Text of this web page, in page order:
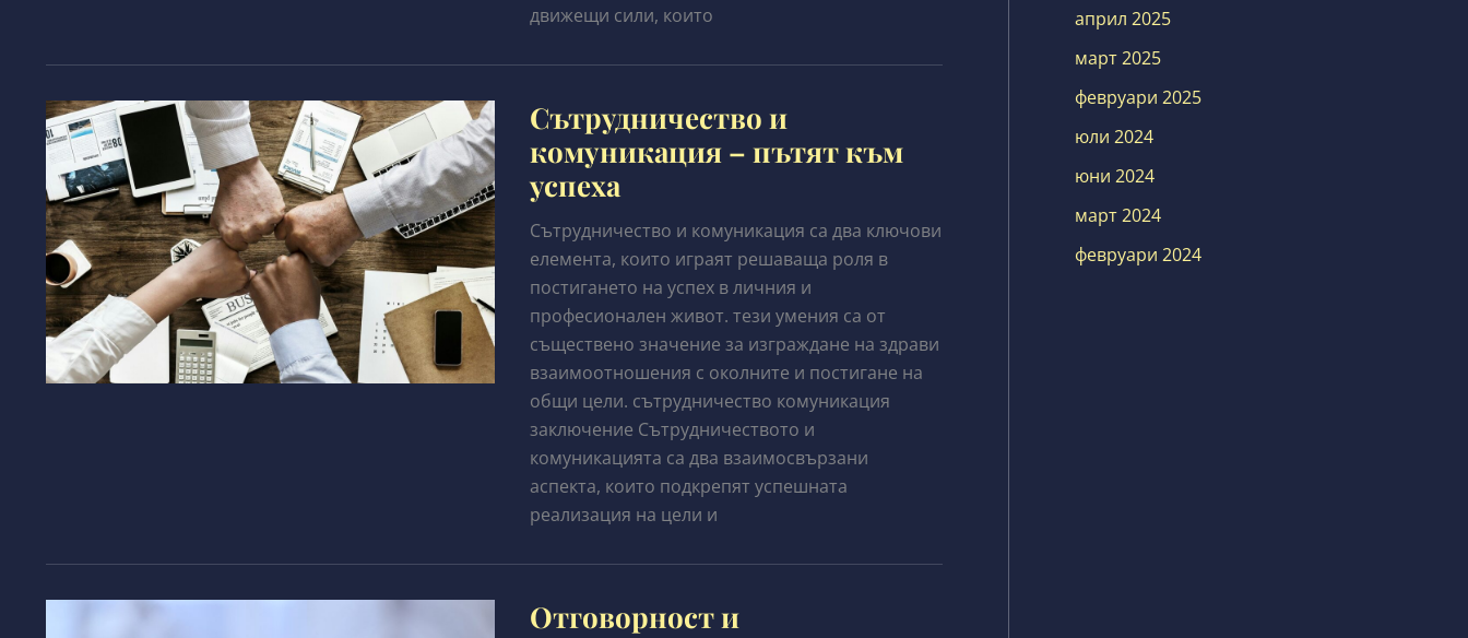
движещи сили, които
Сътрудничество и
комуникация – пътят към
успеха
Сътрудничество и комуникация са два ключови
елемента, които играят решаваща роля в
постигането на успех в личния и
професионален живот. тези умения са от
съществено значение за изграждане на здрави
взаимоотношения с околните и постигане на
общи цели. сътрудничество комуникация
заключение Сътрудничеството и
комуникацията са два взаимосвързани
аспекта, които подкрепят успешната
реализация на цели и
Отговорност и
април 2025
март 2025
февруари 2025
юли 2024
юни 2024
март 2024
февруари 2024